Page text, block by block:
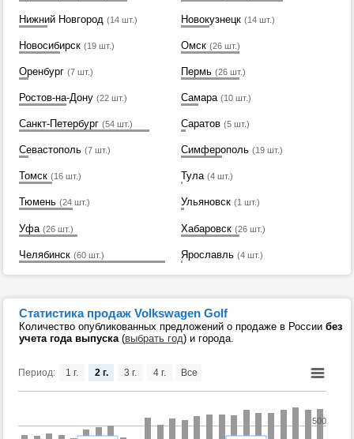
Нижний Новгород (14 шт.) Новокузнецк (14 шт.)
Новосибирск (19 шт.) Омск (26 шт.)
Оренбург (7 шт.) Пермь (26 шт.)
Ростов-на-Дону (22 шт.) Самара (10 шт.)
Санкт-Петербург (54 шт.) Саратов (5 шт.)
Севастополь (7 шт.) Симферополь (19 шт.)
Томск (16 шт.) Тула (4 шт.)
Тюмень (24 шт.) Ульяновск (1 шт.)
Уфа (26 шт.) Хабаровск (26 шт.)
Челябинск (60 шт.) Ярославль (4 шт.)
Статистика продаж Volkswagen Golf
Количество опубликованных предложений о продаже в России без
учета года выпуска(выбрать год) и города.
Период:
500
1 г. 2 г. 3 г. 4 г. Все